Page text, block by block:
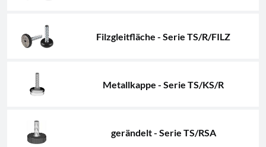
Filzgleitfläche - Serie TS/R/FILZ
Metallkappe - Serie TS/KS/R
gerändelt - Serie TS/RSA